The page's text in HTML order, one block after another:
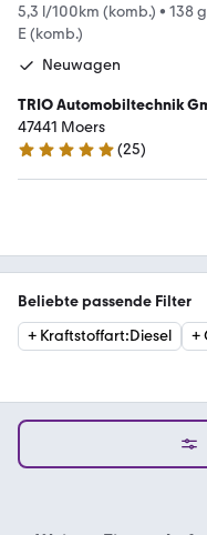
5,3 l/100km (komb.) • 138
E (komb.)
Neuwagen
TRIO Automobiltechnik
47441 Moers
4.9 Sterne
(25)
Beliebte passende Filter
+ Kraftstoffart:Diesel +